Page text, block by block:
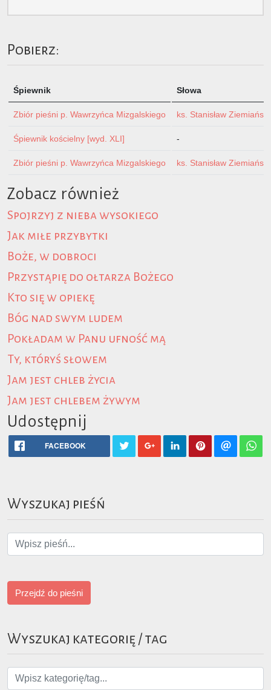
Pobierz:
Śpiewnik Słowa
Zbiór pieśni p. Wawrzyńca Mizgalskiego ks. Stanisław Ziemiański
Śpiewnik kościelny [wyd. XLI] -
Zbiór pieśni p. Wawrzyńca Mizgalskiego ks. Stanisław Ziemiański
Zobacz również
Spojrzyj z nieba wysokiego
Jak miłe przybytki
Boże, w dobroci
Przystąpię do ołtarza Bożego
Kto się w opiekę
Bóg nad swym ludem
Pokładam w Panu ufność mą
Ty, któryś słowem
Jam jest chleb życia
Jam jest chlebem żywym
Udostępnij
FACEBOOK
Wyszukaj pieśń
Przejdź do pieśni
Wyszukaj kategorię / tag